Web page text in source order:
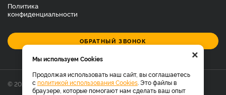
Политика
конфиденциальности
ОБРАТНЫЙ ЗВОНОК
© 2026 Фирменный магазин багажников LUX.
×
Мы используем Cookies
Продолжая использовать наш сайт, вы соглашаетесь
с политикой использования Cookies . Это файлы в
браузере, которые помогают нам сделать ваш опыт